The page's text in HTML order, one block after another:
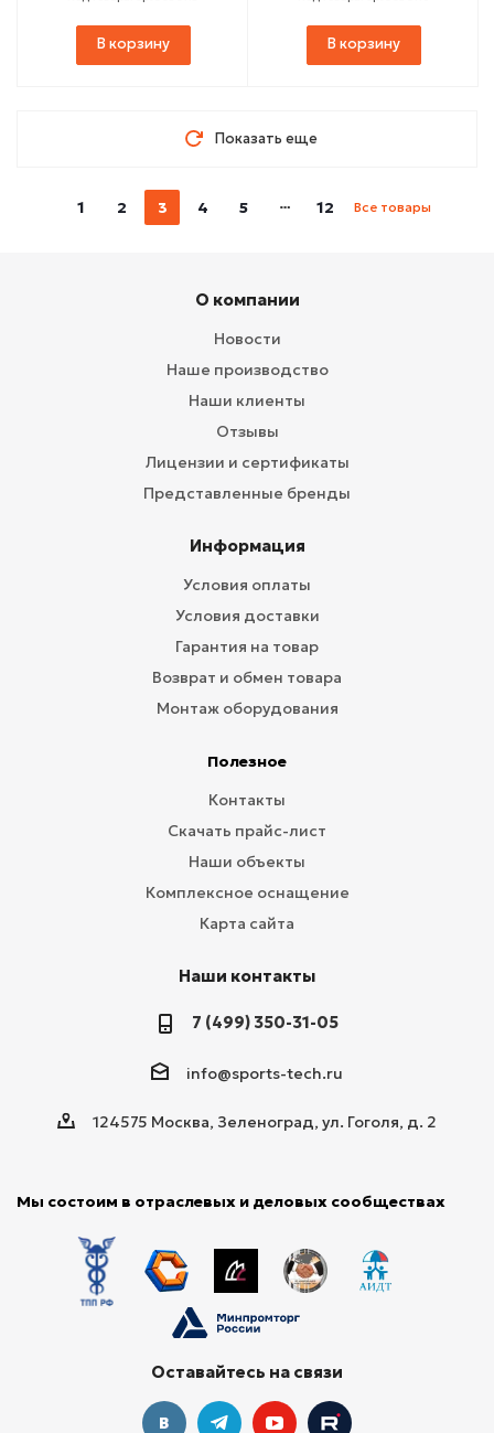
В корзину В корзину
Показать еще
1 2 3 4 5 12 Все товары
О компании
Новости
Наше производство
Наши клиенты
Отзывы
Лицензии и сертификаты
Представленные бренды
Информация
Условия оплаты
Условия доставки
Гарантия на товар
Возврат и обмен товара
Монтаж оборудования
Полезное
Контакты
Скачать прайс-лист
Наши объекты
Комплексное оснащение
Карта сайта
Наши контакты
7 (499) 350-31-05
info@sports-tech.ru
124575 Москва, Зеленоград, ул. Гоголя, д. 2
Мы состоим в отраслевых и деловых сообществах
Оставайтесь на связи